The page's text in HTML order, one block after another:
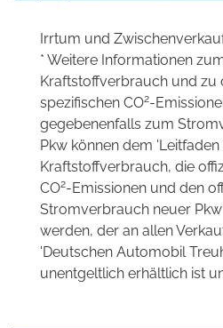
Irrtum und
* Weitere Informationen
Kraftstoffverbrauch und zu
spezifischen CO2-
gegebenenfalls zum
Pkw können dem
Kraftstoffverbrauch, die
CO2-Emissionen und den
Stromverbrauch neuer
werden, der an allen
'Deutschen Automobil
unentgeltlich erhältlich ist